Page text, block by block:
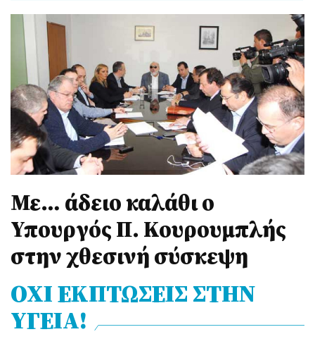
Με… άδειο καλάθι ο
Υπουργός Π. Κουρουμπλής
στην χθεσινή σύσκεψη
ΟΧΙ ΕΚΠΤΩΣΕΙΣ ΣΤΗΝ
ΥΓΕΙΑ!